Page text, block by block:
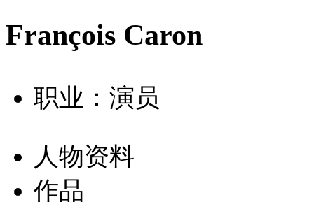
François Caron
职业：演员
人物资料
作品